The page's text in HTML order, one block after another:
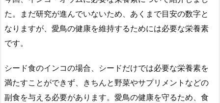
た。まだ研究が進んでいないため、あくまで目安の数字と
なりますが、愛鳥の健康を維持するためには必要な栄養素
です。
シード食のインコの場合、シードだけでは必要な栄養素を
満たすことができず、きちんと野菜やサプリメントなどの
副食を与える必要があります。愛鳥の健康を守るため、食